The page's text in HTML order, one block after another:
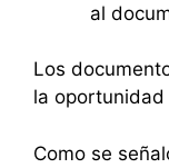
al
Los
la
Como se